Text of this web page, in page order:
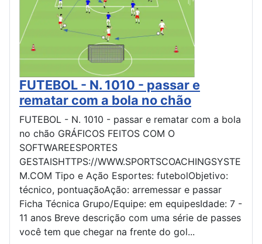
FUTEBOL - N. 1010 - passar e
rematar com a bola no chão
FUTEBOL - N. 1010 - passar e rematar com a bola
no chão GRÁFICOS FEITOS COM O
SOFTWAREESPORTES
GESTAISHTTPS://WWW.SPORTSCOACHINGSYSTE
M.COM Tipo e Ação Esportes: futebolObjetivo:
técnico, pontuaçãoAção: arremessar e passar
Ficha Técnica Grupo/Equipe: em equipesIdade: 7 -
11 anos Breve descrição com uma série de passes
você tem que chegar na frente do gol...